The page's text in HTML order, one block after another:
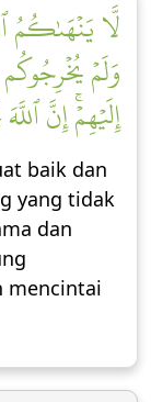
لَّا يَنۡهَىٰكُمُ
وَلَمۡ
إِلَيۡهِمۡۚ إِنَّ
baik dan
yang tidak
dan
mencintai